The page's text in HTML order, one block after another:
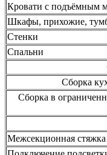
Кровати с подъёмным
Шкафы, прихожие,
Стенки
Спальни
Сборка
Сборка в
Межсекционная стяжка